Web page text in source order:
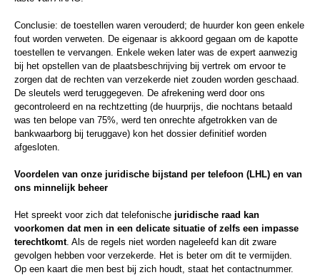
Conclusie: de toestellen waren verouderd; de huurder kon geen enkele
fout worden verweten. De eigenaar is akkoord gegaan om de kapotte
toestellen te vervangen. Enkele weken later was de expert aanwezig
bij het opstellen van de plaatsbeschrijving bij vertrek om ervoor te
zorgen dat de rechten van verzekerde niet zouden worden geschaad.
De sleutels werd teruggegeven. De afrekening werd door ons
gecontroleerd en na rechtzetting (de huurprijs, die nochtans betaald
was ten belope van 75%, werd ten onrechte afgetrokken van de
bankwaarborg bij teruggave) kon het dossier definitief worden
afgesloten.
Voordelen van onze juridische bijstand per telefoon (LHL) en van
ons minnelijk beheer
Het spreekt voor zich dat telefonische juridische raad kan
voorkomen dat men in een delicate situatie of zelfs een impasse
terechtkomt. Als de regels niet worden nageleefd kan dit zware
gevolgen hebben voor verzekerde. Het is beter om dit te vermijden.
Op een kaart die men best bij zich houdt, staat het contactnummer.